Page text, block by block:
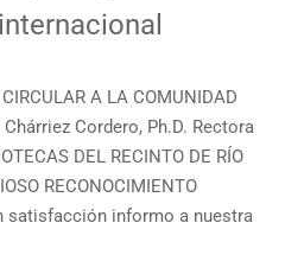
A LA COMUNIDAD
Cordero, Ph.D. Rectora
DEL RECINTO DE RÍO
RECONOCIMIENTO
satisfacción informo a nuestra